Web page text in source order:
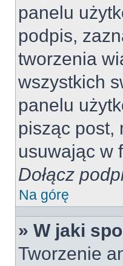
panelu
podpis,
tworzenia
wszystkich
panelu
pisząc post,
usuwając w
Dołącz
Na górę
» W jaki
Tworzenie